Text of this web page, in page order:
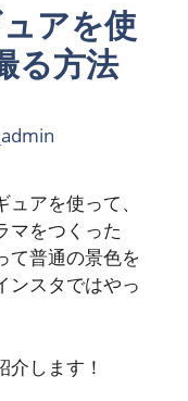
アを使
る方法
アを使って、
マをつくった
て普通の景色を
ンスタではやっ
します！